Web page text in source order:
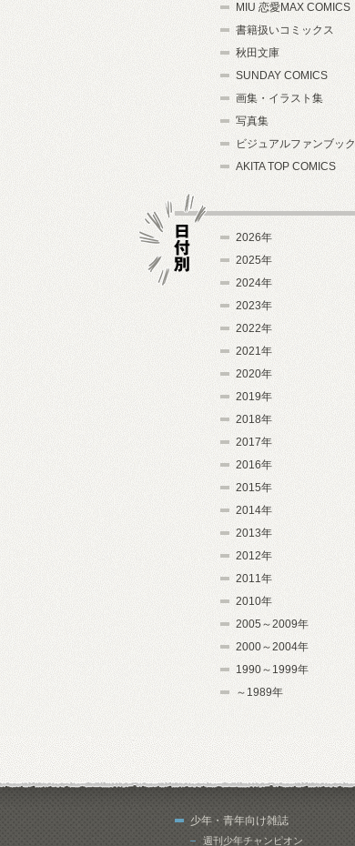
MIU 恋愛MAX COMICS
書籍扱いコミックス
秋田文庫
SUNDAY COMICS
画集・イラスト集
写真集
ビジュアルファンブック
AKITA TOP COMICS
2026年
2025年
2024年
2023年
2022年
2021年
2020年
2019年
2018年
2017年
2016年
2015年
2014年
2013年
2012年
2011年
2010年
2005～2009年
2000～2004年
1990～1999年
～1989年
少年・青年向け雑誌
週刊少年チャンピオン